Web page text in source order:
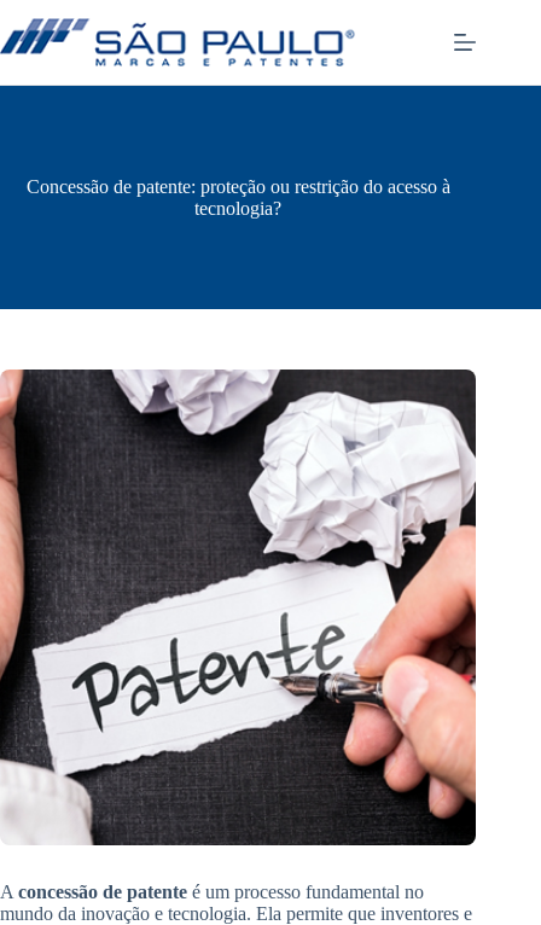
para
o
Concessão de patente: proteção ou restrição do acesso à
tecnologia?
A concessão de patente é um processo fundamental no
mundo da inovação e tecnologia. Ela permite que inventores e